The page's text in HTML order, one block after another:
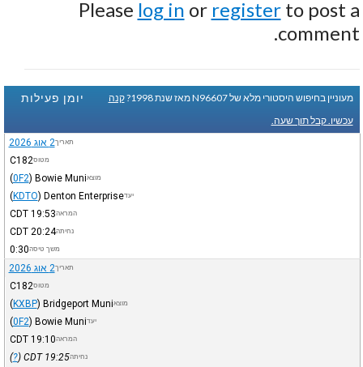
Please log in or registerto post a
comment.
יומן פעילות מעוניין בחיפוש היסטורי מלא של N96607 מאז שנת 1998?
קנה
עכשיו. קבל תוך שעה.
תאריך2 אוג 2026
מטוסC182
מוצאBowie Muni
(0F2)
יעדDenton Enterprise
(KDTO)
המראה19:53
CDT
נחיתה20:24
CDT
משך טיסה0:30
תאריך2 אוג 2026
מטוסC182
מוצאBridgeport Muni
(KXBP)
יעדBowie Muni
(0F2)
המראה19:10
CDT
נחיתה19:25
CDT
(
?
)